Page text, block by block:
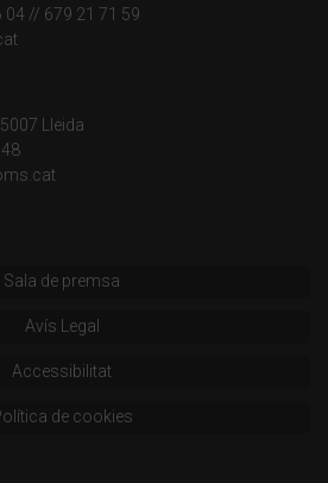
04 // 679 21 71 59
Lleida
Sala de premsa
Avís Legal
Accessibilitat
de cookies